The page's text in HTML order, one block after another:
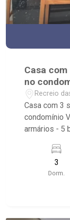
Casa
no
Recreio
Casa com 3
condomínio
armários - 5
escritório -
armários -
3
Dorm.